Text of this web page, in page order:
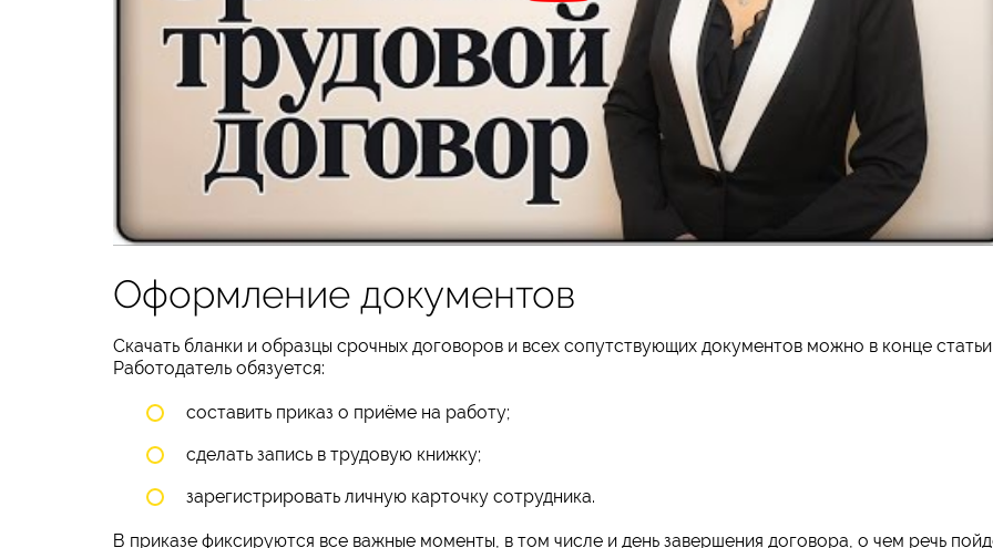
Оформление документов
Скачать бланки и образцы срочных договоров и всех сопутствующих документов можно в конце
Работодатель обязуется:
составить приказ о приёме на работу;
сделать запись в трудовую книжку;
зарегистрировать личную карточку сотрудника.
В приказе фиксируются все важные моменты, в том числе и день завершения договора, о чем речь